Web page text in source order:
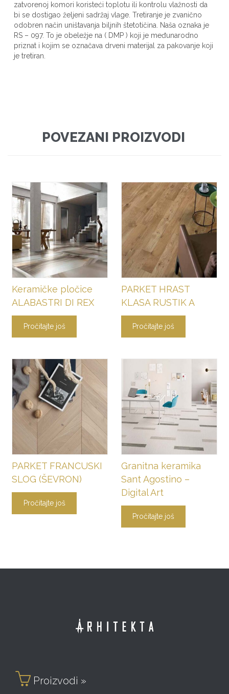
zatvorenoj komori koristeći toplotu ili kontrolu vlažnosti da
bi se dostigao željeni sadržaj vlage. Tretiranje je zvanično
odobren način uništavanja biljnih štetotičina. Naša oznaka je
RS – 097. To je obeležje na ( DMP ) koji je međunarodno
priznat i kojim se označava drveni materijal za pakovanje koji
je tretiran.
POVEZANI PROIZVODI
Keramičke pločice
ALABASTRI DI REX
Pročitajte još
PARKET HRAST
KLASA RUSTIK A
Pročitajte još
PARKET FRANCUSKI
SLOG (ŠEVRON)
Pročitajte još
Granitna keramika
Sant Agostino –
Digital Art
Pročitajte još
 Proizvodi »